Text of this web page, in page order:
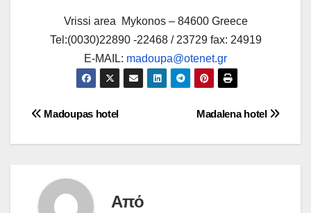
Vrissi area Mykonos – 84600 Greece
Tel:(0030)22890 -22468 / 23729 fax: 24919
E-MAIL: madoupa@otenet.gr
Πλοήγηση
άρθρων
Madalena hotel
Madoupas hotel
Από